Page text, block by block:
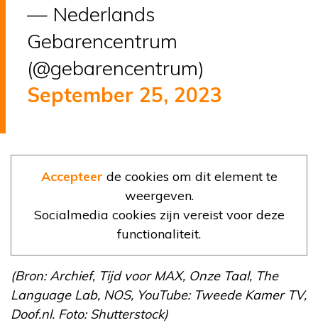
— Nederlands
Gebarencentrum
(@gebarencentrum)
September 25, 2023
Accepteer de cookies om dit element te
weergeven.
Socialmedia cookies zijn vereist voor deze
functionaliteit.
(Bron: Archief, Tijd voor MAX, Onze Taal, The
Language Lab, NOS, YouTube: Tweede Kamer TV,
Doof.nl. Foto: Shutterstock)